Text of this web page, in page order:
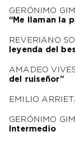
GERÓNIMO
“Me llaman la
REVERIANO
leyenda del
AMADEO
del ruiseñor”
EMILIO
GERÓNIMO
Intermedio